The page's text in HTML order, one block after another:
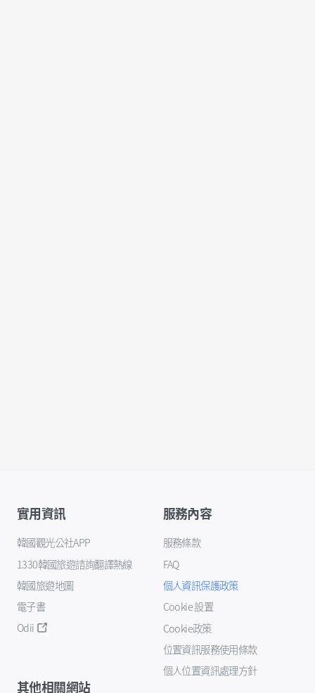
實用資訊
韓國觀光公社APP
1330韓國旅遊諮詢翻譯熱線
韓國旅遊地圖
電子書
Odii
服務內容
服務條款
FAQ
個人資訊保護政策
Cookie 設置
Cookie政策
位置資訊服務使用條款
個人位置資訊處理方針
其他相關網站